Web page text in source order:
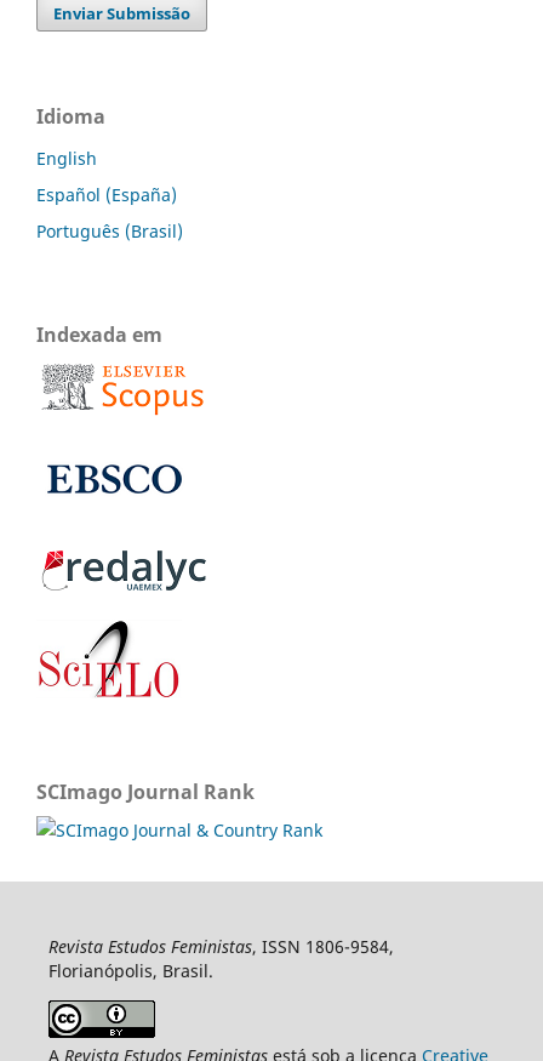
Enviar Submissão
Idioma
English
Español (España)
Português (Brasil)
Indexada em
SCImago Journal Rank
Revista Estudos Feministas, ISSN 1806-9584,
Florianópolis, Brasil.
A Revista Estudos Feministasestá sob a licença Creative